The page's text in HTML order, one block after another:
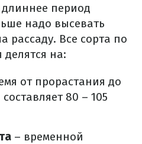
период
надо высевать
рассаду. Все сорта по
на:
от прорастания до
80 – 105
– временной